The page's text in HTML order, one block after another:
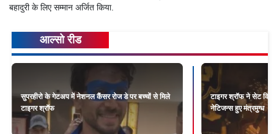
बहादुरी के लिए सम्मान अर्जित किया.
आल्सो रीड
सुपरहीरो के गेटअप में नेशनल कैंसर रोज डे पर बच्चों से मिले
टाइगर श्रॉफ
टाइगर श्रॉफ ने सेट
नेटिजन्स हुए मंत्रमुग्ध